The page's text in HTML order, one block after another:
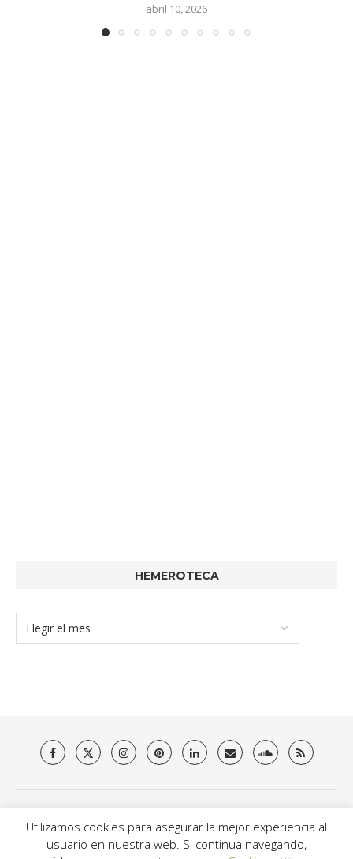
abril 10, 2026
HEMEROTECA
Contacto
@2021 - Brit Es Magazine. All Right Reserved.
Utilizamos cookies para asegurar la mejor experiencia al
usuario en nuestra web. Si continua navegando,